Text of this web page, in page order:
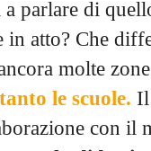
parlare di
in atto? Che
molte
le scuole. Il
con il